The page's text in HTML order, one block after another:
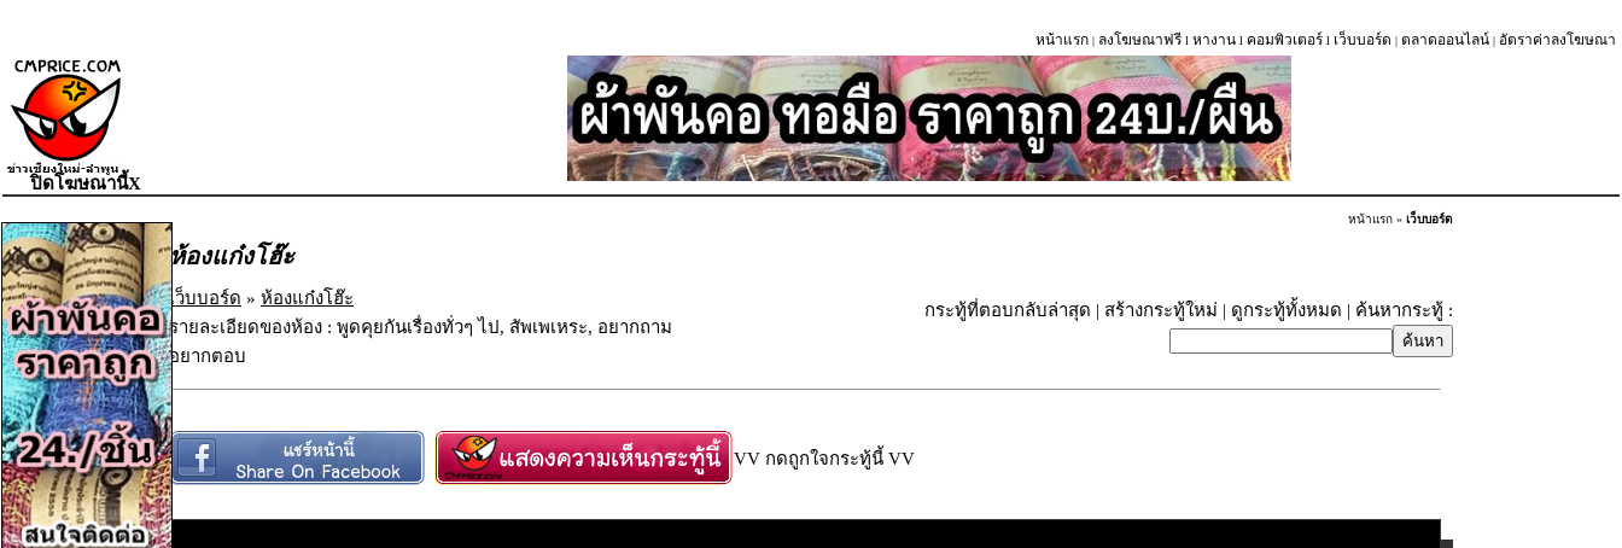
หน้าแรก | ลงโฆษณาฟรี l หางาน l คอมพิวเตอร์ l เว็บบอร์ด | ตลาดออนไลน์ | อัตราค่าลงโฆษณา
หน้าแรก » เว็บบอร์ด
ห้องแก๋งโฮ๊ะ
เว็บบอร์ด » ห้องแก๋งโฮ๊ะ
รายละเอียดของห้อง : พูดคุยกันเรื่องทั่วๆ ไป, สัพเพเหระ, อยากถาม
อยากตอบ
กระทู้ที่ตอบกลับล่าสุด | สร้างกระทู้ใหม่ | ดูกระทู้ทั้งหมด | ค้นหากระทู้ :
VV กดถูกใจกระทู้นี้ VV
ปิดโฆษณานี้X